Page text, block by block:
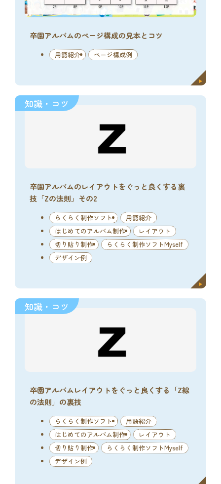
卒園アルバムのページ構成の見本とコツ
用語紹介 ページ構成例
知識・コツ
卒園アルバムのレイアウトをぐっと良くする裏
技「Zの法則」その2
らくらく制作ソフト
用語紹介
はじめてのアルバム制作
レイアウト
切り貼り制作
らくらく制作ソフトMyself
デザイン例
知識・コツ
卒園アルバムレイアウトをぐっと良くする「Z線
の法則」の裏技
らくらく制作ソフト
用語紹介
はじめてのアルバム制作
レイアウト
切り貼り制作
らくらく制作ソフトMyself
デザイン例